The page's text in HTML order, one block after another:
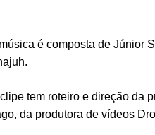
é composta de Júnior
tem roteiro e direção da
da produtora de vídeos